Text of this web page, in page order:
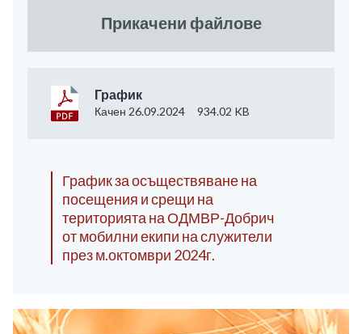
Прикачени файлове
График
Качен 26.09.2024 934.02 KB
График за осъществяване на
посещения и срещи на
територията на ОДМВР-Добрич
от мобилни екипи на служители
през м.октомври 2024г.